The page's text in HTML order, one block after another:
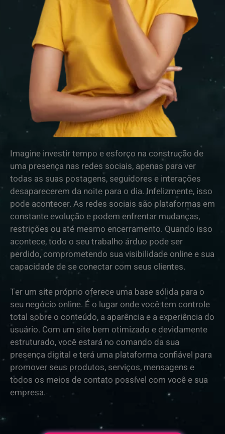
Imagine investir tempo e esforço na construção de
uma presença nas redes sociais, apenas para ver
todas as suas postagens, seguidores e interações
desaparecerem da noite para o dia. Infelizmente, isso
pode acontecer. As redes sociais são plataformas em
constante evolução e podem enfrentar mudanças,
restrições ou até mesmo encerramento. Quando isso
acontece, todo o seu trabalho árduo pode ser
perdido, comprometendo sua visibilidade online e sua
capacidade de se conectar com seus clientes.
Ter um site próprio oferece uma base sólida para o
seu negócio online. É o lugar onde você tem controle
total sobre o conteúdo, a aparência e a experiência do
usuário. Com um site bem otimizado e devidamente
estruturado, você estará no comando da sua
presença digital e terá uma plataforma confiável para
promover seus produtos, serviços, mensagens e
todos os meios de contato possível com você e sua
empresa.